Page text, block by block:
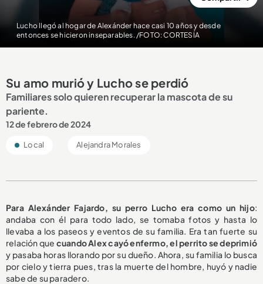
Lucho llegó al hogar de Alexánder hace casi 10 años y desde
entonces se hicieron inseparables. /FOTO: CORTESÍA
Su amo murió y Lucho se perdió
Familiares solo quieren recuperar la mascota de su
pariente.
12 de febrero de 2024
Local Alejandra Morales
Para Alexánder Fajardo, su perro Lucho era como un hijo:
andaba con él para todo lado, se tomaba fotos y hasta lo
llevaba a los paseos y eventos de su familia. Era tan fuerte su
relación que cuando Alex cayó enfermo, el perrito se deprimió
y pasaba horas llorando por su dueño. Ahora, su familia lo busca
por cielo y tierra pues, tras la muerte del hombre, huyó y nadie
sabe de su paradero.